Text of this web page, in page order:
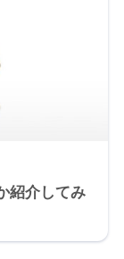
紹介してみ